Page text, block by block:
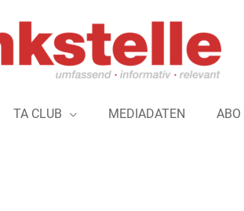
TA CLUB MEDIADATEN ABO